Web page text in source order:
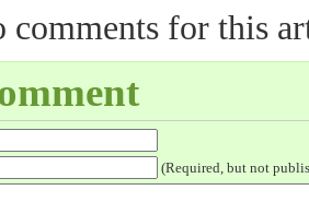
comments for this
(Required, but not